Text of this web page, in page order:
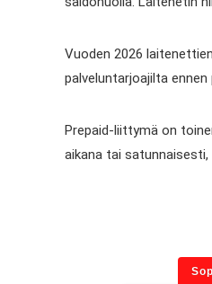
Vuoden 2026
palveluntarjoajilta
Prepaid-liittymä on
aikana tai